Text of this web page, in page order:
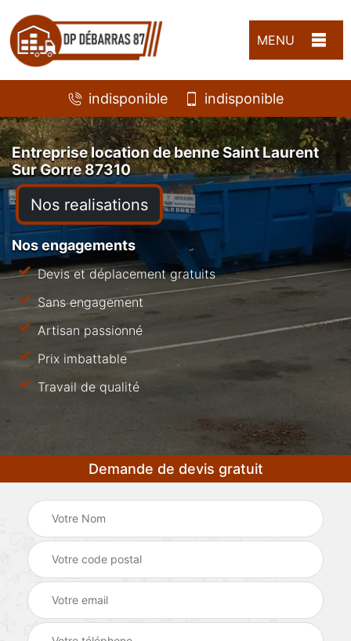
MENU
indisponible indisponible
Entreprise location de benne Saint Laurent
Sur Gorre 87310
Nos realisations
Nos engagements
Devis et déplacement gratuits
Sans engagement
Artisan passionné
Prix imbattable
Travail de qualité
Demande de devis gratuit